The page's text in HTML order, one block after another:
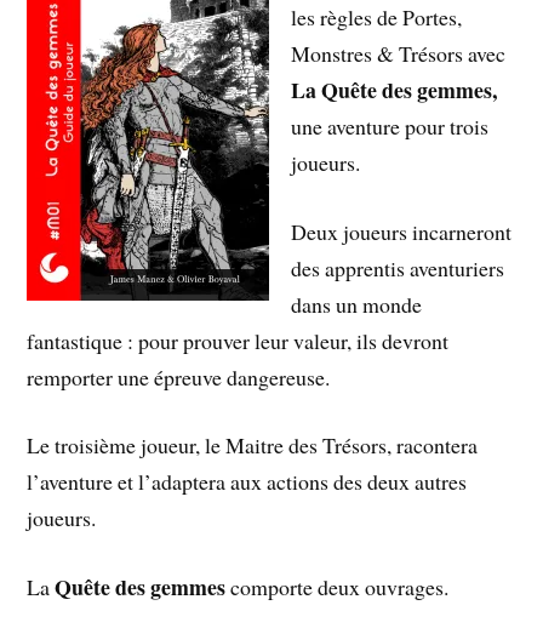
les règles de Portes,
Monstres & Trésors avec
La Quête des gemmes,
une aventure pour trois
joueurs.
Deux joueurs incarneront
des apprentis aventuriers
dans un monde
fantastique : pour prouver leur valeur, ils devront
remporter une épreuve dangereuse.
Le troisième joueur, le Maitre des Trésors, racontera
l’aventure et l’adaptera aux actions des deux autres
joueurs.
LaQuête des gemmescomporte deux ouvrages.